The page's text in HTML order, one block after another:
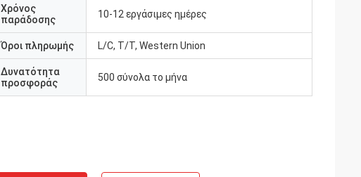
Χρόνος
παράδοσης
10-12 εργάσιμες ημέρες
Όροι πληρωμής L/C, T/T, Western Union
Δυνατότητα
προσφοράς
500 σύνολα το μήνα